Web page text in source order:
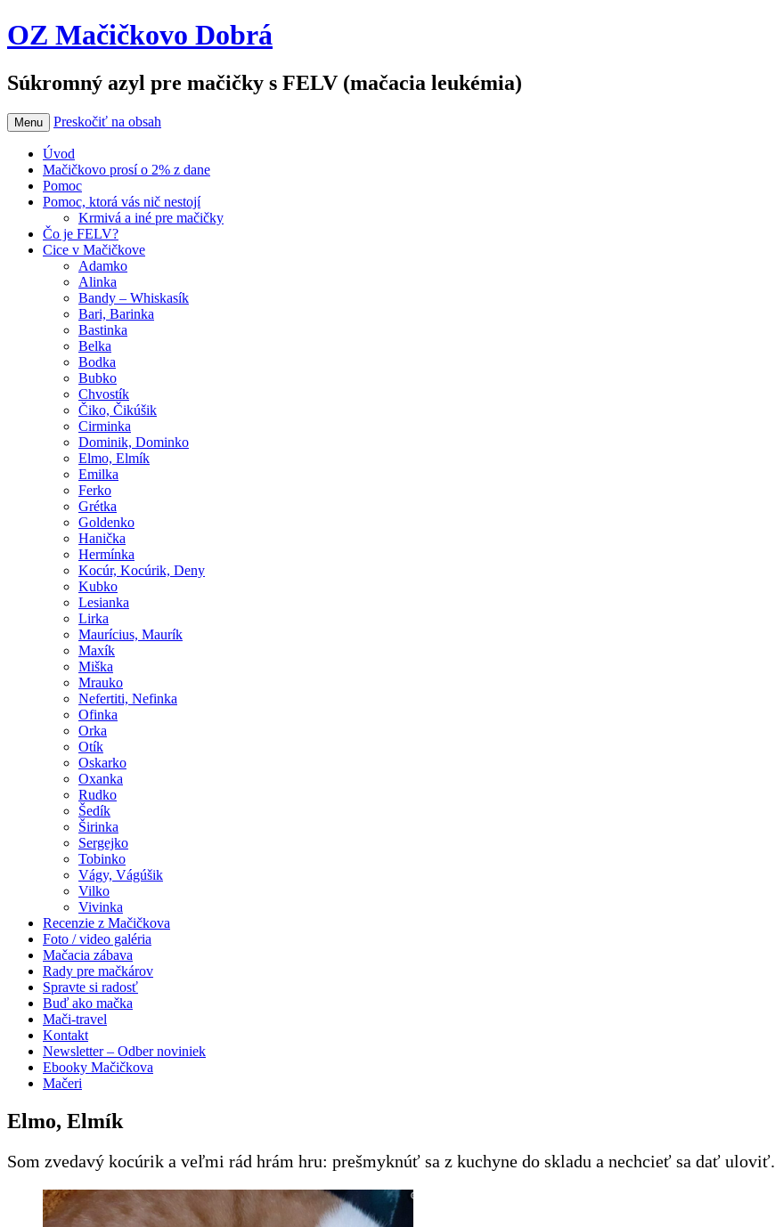
OZ Mačičkovo Dobrá
Súkromný azyl pre mačičky s FELV (mačacia leukémia)
Menu Preskočiť na obsah
Úvod
Mačičkovo prosí o 2% z dane
Pomoc
Pomoc, ktorá vás nič nestojí
Krmivá a iné pre mačičky
Čo je FELV?
Cice v Mačičkove
Adamko
Alinka
Bandy – Whiskasík
Bari, Barinka
Bastinka
Belka
Bodka
Bubko
Chvostík
Čiko, Čikúšik
Cirminka
Dominik, Dominko
Elmo, Elmík
Emilka
Ferko
Grétka
Goldenko
Hanička
Hermínka
Kocúr, Kocúrik, Deny
Kubko
Lesianka
Lirka
Maurícius, Maurík
Maxík
Miška
Mrauko
Nefertiti, Nefinka
Ofinka
Orka
Otík
Oskarko
Oxanka
Rudko
Šedík
Širinka
Sergejko
Tobinko
Vágy, Vágúšik
Vilko
Vivinka
Recenzie z Mačičkova
Foto / video galéria
Mačacia zábava
Rady pre mačkárov
Spravte si radosť
Buď ako mačka
Mači-travel
Kontakt
Newsletter – Odber noviniek
Ebooky Mačičkova
Mačeri
Elmo, Elmík
Som zvedavý kocúrik a veľmi rád hrám hru: prešmyknúť sa z kuchyne do skladu a nechcieť sa dať uloviť.